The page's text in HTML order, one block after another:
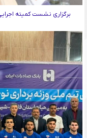
برگزاری نشست کمیته